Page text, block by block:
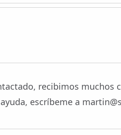
recibimos muchos
escríbeme a